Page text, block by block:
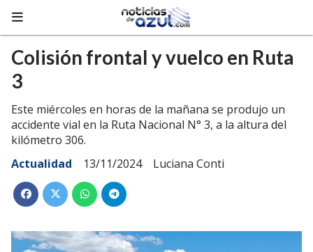
Colisión frontal y vuelco en Ruta
3
Este miércoles en horas de la mañana se produjo un
accidente vial en la Ruta Nacional N° 3, a la altura del
kilómetro 306.
Actualidad
13/11/2024 Luciana Conti